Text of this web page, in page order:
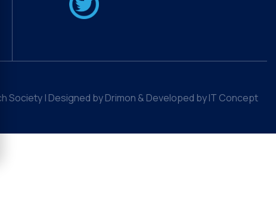
Society | Designed by Drimon & Developed by IT Concept